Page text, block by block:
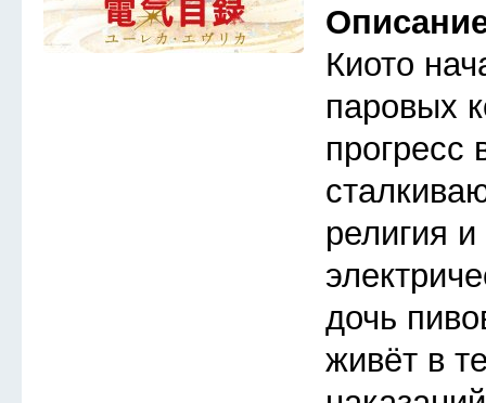
Киото
паровых
прогресс
религия
дочь
живёт в